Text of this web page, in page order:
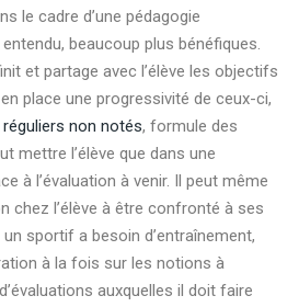
le cadre d’une pédagogie
beaucoup plus bénéfiques.
et partage avec l’élève les objectifs
place une progressivité de ceux-ci,
non notés, formule des
mettre l’élève que dans une
à l’évaluation à venir. Il peut même
chez l’élève à être confronté à ses
sportif a besoin d’entraînement,
à la fois sur les notions à
auxquelles il doit faire